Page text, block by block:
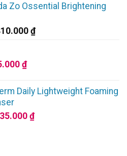
tại
3.182.000 ₫.
Zo Ossential Brightening
₫Khoảng
810.000 ₫
₫.
₫Giá
tại
là:
995.000 ₫.
Daily Lightweight Foaming
₫Giá